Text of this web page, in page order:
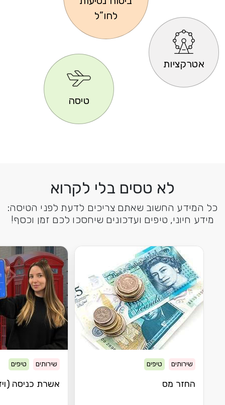
לחו”ל
אטרקציות
טיסה
לא טסים בלי לקרוא
כל המידע החשוב שאתם צריכים לדעת לפני הטיסה:
מידע חיוני, טיפים ועדכונים שיחסכו לכם זמן וכסף!
שירותים טיפים
החזר מס
שירותים טיפים
אשרת כניסה